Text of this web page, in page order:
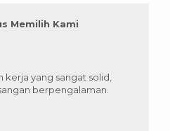
Memilih Kami
yang sangat solid,
berpengalaman.